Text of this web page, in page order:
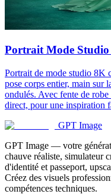
Portrait Mode
Portrait de mode studio 8K
pose corps entier, main sur
ondulés. Avec fente de
direct, pour une inspiration
GPT Image
GPT Image — votre
chauve réaliste, simulateur
d'identité et passeport,
Créez des visuels
compétences techniques.